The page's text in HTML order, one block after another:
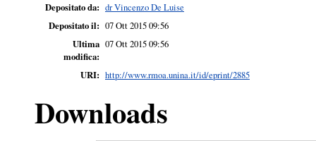
Depositato da: dr Vincenzo De Luise
Depositato il: 07 Ott 2015 09:56
Ultima
modifica:
07 Ott 2015 09:56
URI: http://www.rmoa.unina.it/id/eprint/2885
Downloads